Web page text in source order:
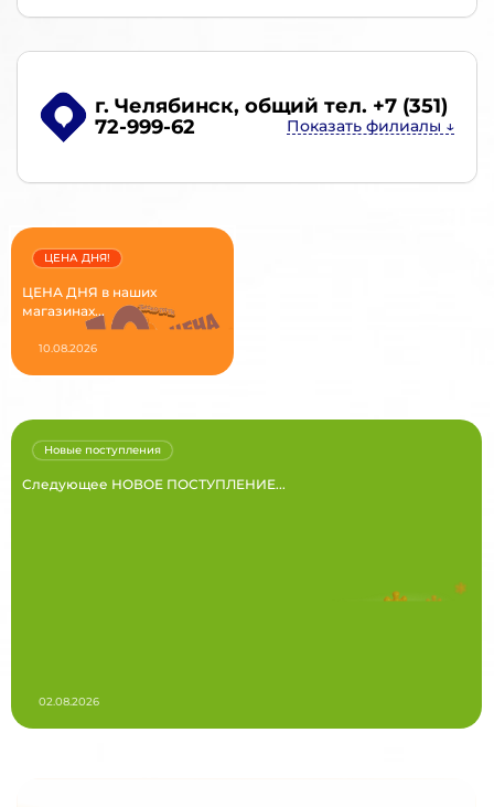
г. Челябинск, общий тел. +7 (351)
72-999-62
ЦЕНА ДНЯ в наших
магазинах...
ЦЕНА ДНЯ!
10.08.2026
Следующее НОВОЕ ПОСТУПЛЕНИЕ...
Новые поступления
02.08.2026